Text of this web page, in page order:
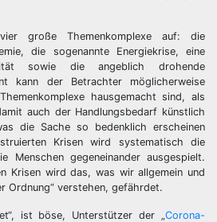
große Themenkomplexe auf: die
die sogenannte Energiekrise, eine
sowie die angeblich drohende
kann der Betrachter möglicherweise
hausgemacht sind, als
auch der Handlungsbedarf künstlich
die Sache so bedenklich erscheinen
Krisen wird systematisch die
Menschen gegeneinander ausgespielt.
Krisen wird das, was wir allgemein und
Ordnung“ verstehen, gefährdet.
ist böse, Unterstützer der „Corona-